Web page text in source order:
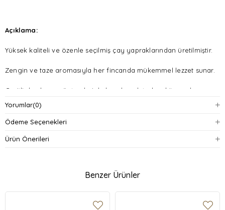
Açıklama:
Yüksek kaliteli ve özenle seçilmiş çay yapraklarından üretilmiştir.
Zengin ve taze aromasıyla her fincanda mükemmel lezzet sunar.
Çeşitli demleme yöntemleriyle her damak tadına hitap eder.
Uzun süre taze kalan özellikleri ile dikkat çeker.
Yorumlar(0)
Ödeme Seçenekleri
Ürün Önerileri
Benzer Ürünler